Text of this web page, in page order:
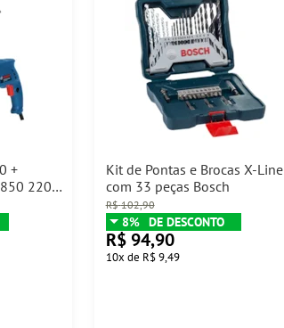
+
220V
Kit de Pontas e Brocas X-Line
com 33 peças Bosch
R$ 102,90
8%
R$ 94,90
10x de R$ 9,49